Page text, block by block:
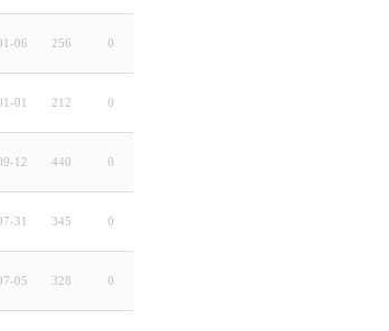
06 256 0
01 212 0
12 440 0
31 345 0
05 328 0